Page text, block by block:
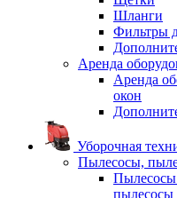
Шланги
Фильтры
Аренда
Аренда
окон
Уборочная
Пылесосы,
Пылесосы
пылесосы